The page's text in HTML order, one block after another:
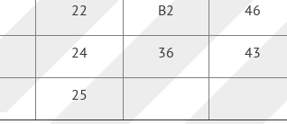
22 В2 46
24 36 43
25